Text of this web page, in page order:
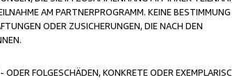
AM PARTNERPROGRAMM. KEINE BESTIMMUNG
ODER ZUSICHERUNGEN, DIE NACH DEN
FOLGESCHÄDEN, KONKRETE ODER